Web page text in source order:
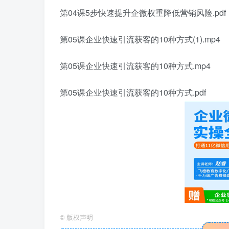
第04课5步快速提升企微权重降低营销风险.pdf
第05课企业快速引流获客的10种方式(1).mp4
第05课企业快速引流获客的10种方式.mp4
第05课企业快速引流获客的10种方式.pdf
© 版权声明